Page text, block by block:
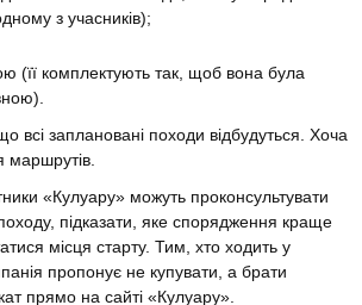
з учасників);
(її комплектують так, щоб вона була
всі заплановані походи відбудуться. Хоча
маршрутів.
«Кулуару» можуть проконсультувати
підказати, яке спорядження краще
місця старту. Тим, хто ходить у
пропонує не купувати, а брати
прямо на сайті «Кулуару».